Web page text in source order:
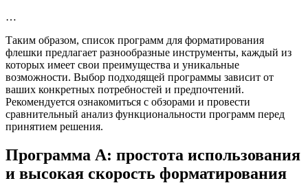
…
Таким образом, список программ для форматирования
флешки предлагает разнообразные инструменты, каждый из
которых имеет свои преимущества и уникальные
возможности. Выбор подходящей программы зависит от
ваших конкретных потребностей и предпочтений.
Рекомендуется ознакомиться с обзорами и провести
сравнительный анализ функциональности программ перед
принятием решения.
Программа A: простота использования
и высокая скорость форматирования